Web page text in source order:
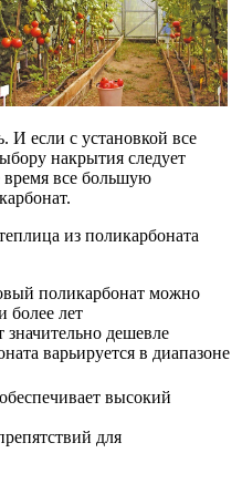
И если с установкой все
накрытия следует
время все большую
из поликарбоната
поликарбонат можно
более лет
дешевле
варьируется в диапазоне
высокий
для